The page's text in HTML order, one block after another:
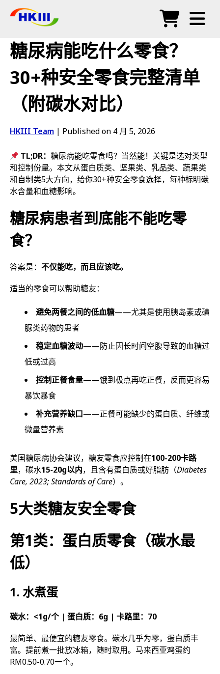
常见问题
博客
授权代理
商店
糖尿病能吃什么零食？
30+种安全零食完整清单
（附碳水对比）
HKIII Team | Published on 4 月 5, 2026
TL;DR：糖尿病能吃零食吗？当然能！关键是选对类型
和控制份量。本文从蛋白质类、坚果类、乳品类、蔬果类
和自制类5大方向，给你30+种安全零食选择，每种标明碳
水含量和血糖影响。
糖尿病患者到底能不能吃零
食？
答案是： 不仅能吃，而且应该吃。
适当的零食可以帮助糖友：
避免两餐之间的低血糖——尤其是使用胰岛素或磺
脲类药物的患者
稳定血糖波动——防止因长时间空腹导致的血糖过
低或过高
控制正餐食量——饿到极点再吃正餐，反而更容易
暴饮暴食
补充营养缺口——正餐可能缺少的蛋白质、纤维或
微量营养素
美国糖尿病协会建议，糖友零食应控制在100-200卡路
里，碳水15-20g以内，且含有蛋白质或好脂肪（Diabetes
Care, 2023; Standards of Care）。
5大类糖友安全零食
第1类：蛋白质零食（碳水最
低）
1. 水煮蛋
碳水：<1g/个 | 蛋白质：6g | 卡路里：70
最简单、最便宜的糖友零食。碳水几乎为零，蛋白质丰
富。提前煮一批放冰箱，随时取用。马来西亚鸡蛋约
RM0.50-0.70一个。